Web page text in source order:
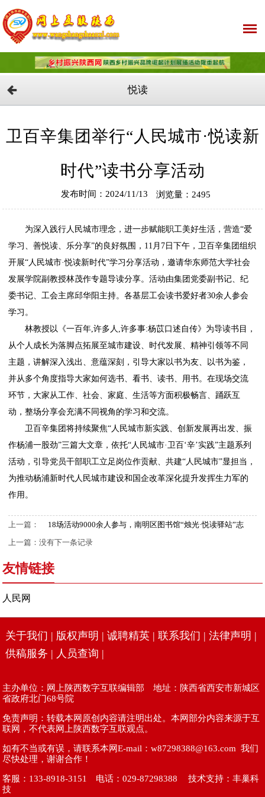
悦读
卫百辛集团举行“人民城市·悦读新
时代”读书分享活动
发布时间：2024/11/13 浏览量：2495
为深入践行人民城市理念，进一步赋能职工美好生活，营造“爱
学习、善悦读、乐分享”的良好氛围，11月7日下午，卫百辛集团组织
开展“人民城市·悦读新时代”学习分享活动，邀请华东师范大学社会
发展学院副教授林茂作专题导读分享。活动由集团党委副书记、纪
委书记、工会主席邱华阳主持。各基层工会读书爱好者30余人参会
学习。
林教授以《一百年,许多人,许多事:杨苡口述自传》为导读书目，
从个人成长为落脚点拓展至城市建设、时代发展、精神引领等不同
主题，讲解深入浅出、意蕴深刻，引导大家以书为友、以书为鉴，
并从多个角度指导大家如何选书、看书、读书、用书。在现场交流
环节，大家从工作、社会、家庭、生活等方面积极畅言、踊跃互
动，整场分享会充满不同视角的学习和交流。
卫百辛集团将持续聚焦“人民城市新实践、创新发展再出发、振
作杨浦一股劲”三篇大文章，依托“人民城市·卫百‘辛’实践”主题系列
活动，引导党员干部职工立足岗位作贡献、共建“人民城市”显担当，
为推动杨浦新时代人民城市建设和国企改革深化提升发挥生力军的
作用。
上一篇：
18场活动9000余人参与，南明区图书馆“烛光·悦读驿站”志
上一篇：没有下一条记录
友情链接
人民网
关于我们 | 版权声明 | 诚聘精英 | 联系我们 | 法律声明 |
供稿服务 | 人员查询 |
主办单位：网上陕西数字互联编辑部 地址：陕西省西安市新城区
省政府北门68号院
免责声明：转载本网原创内容请注明出处。本网部分内容来源于互
联网，不代表网上陕西数字互联观点。
如有不当或有误，请联系本网E-mail：w87298388@163.com 我们
尽快处理，谢谢合作！
客服：133-8918-3151 电话：029-87298388 技术支持： 丰巢科
技